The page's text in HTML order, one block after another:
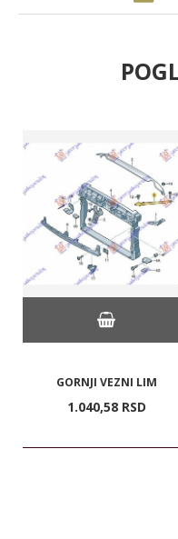
GORNJI VEZNI LIM
1.040,58 RSD